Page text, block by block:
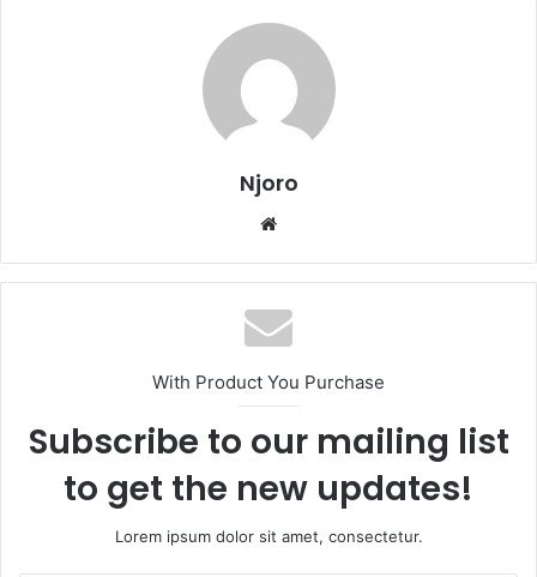
Njoro
Website
With Product You Purchase
Subscribe to our mailing list
to get the new updates!
Lorem ipsum dolor sit amet, consectetur.